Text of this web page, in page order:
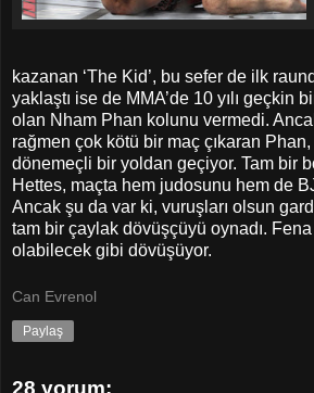
kazanan ‘The Kid’, bu sefer de ilk
yaklaştı ise de MMA’de 10 yılı geçkin
olan Nham Phan kolunu vermedi.
rağmen çok kötü bir maç çıkaran Phan,
dönemeçli bir yoldan geçiyor. Tam bir
Hettes, maçta hem judosunu hem de
Ancak şu da var ki, vuruşları olsun
tam bir çaylak dövüşçüyü oynadı.
olabilecek gibi dövüşüyor.
Can Evrenol
Paylaş
28 yorum: